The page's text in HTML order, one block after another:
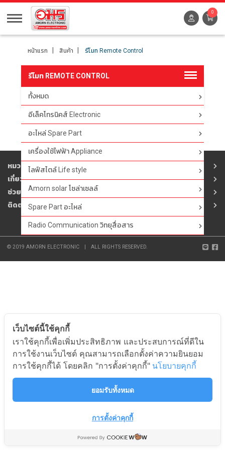
0
หน้าแรก สินค้า รีโมท Remote Control
รีโมท REMOTE CONTROL
ทั้งหมด
อีเล็คโทรนิคส์ Electronic
อะไหล่ Spare Part
เครื่องใช้ไฟฟ้า Appliance
ไลฟ์สไตล์ Life style
Amorn solar โซล่าเซลล์
Spare Part อะไหล่
Radio Communication วิทยุสื่อสาร
ตัวกรอง
หมวดสินค้า
เกี่ยวกับอมร
ช่วยเหลือ
ติดต่ออมร
© 2019 AMORN ELECTRONIC ALL RIGHTS RESERVED.
เว็บไซต์นี้ใช้คุกกี้
เราใช้คุกกี้เพื่อเพิ่มประสิทธิภาพ และประสบการณ์ที่ดีใน
การใช้งานเว็บไซต์ คุณสามารถเลือกตั้งค่าความยินยอม
การใช้คุกกี้ได้ โดยคลิก "การตั้งค่าคุกกี้" นโยบายคุกกี้
ยอมรับทั้งหมด
การตั้งค่าคุกกี้